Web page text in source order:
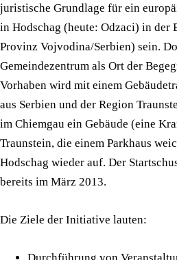
juristische Grundlage für ein
in Hodschag (heute: Odzaci) in der
Provinz Vojvodina/Serbien) sein.
Gemeindezentrum als Ort der
Vorhaben wird mit einem
aus Serbien und der Region
im Chiemgau ein Gebäude (eine
Traunstein, die einem Parkhaus
Hodschag wieder auf. Der
bereits im März 2013.
Die Ziele der Initiative lauten: